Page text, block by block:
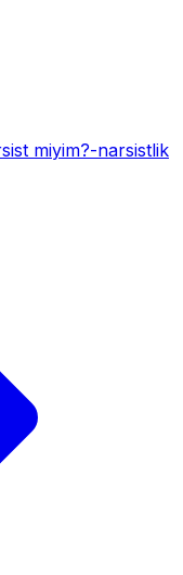
miyim?-narsistlik